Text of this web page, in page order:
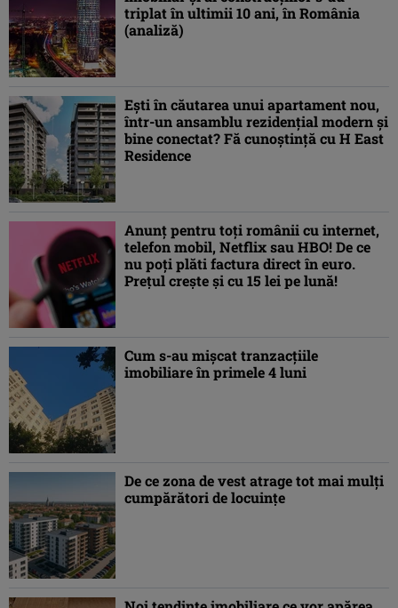
triplat în ultimii 10 ani, în România
(analiză)
Ești în căutarea unui apartament nou,
într-un ansamblu rezidențial modern și
bine conectat? Fă cunoștință cu H East
Residence
Anunț pentru toți românii cu internet,
telefon mobil, Netflix sau HBO! De ce
nu poți plăti factura direct în euro.
Prețul crește și cu 15 lei pe lună!
Cum s-au mișcat tranzacțiile
imobiliare în primele 4 luni
De ce zona de vest atrage tot mai mulţi
cumpărători de locuinţe